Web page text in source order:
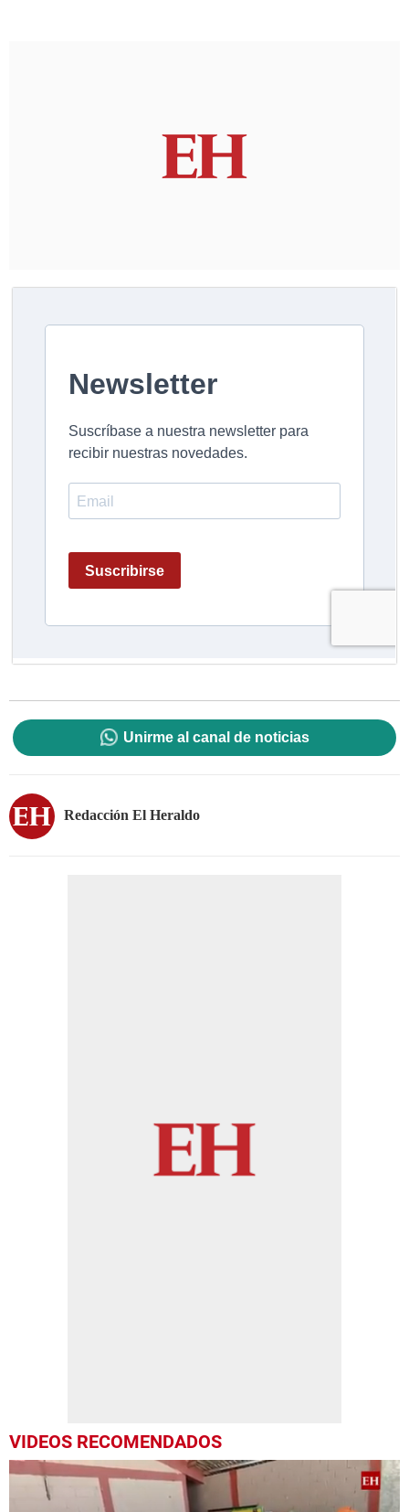
Unirme al canal de noticias
Redacción El Heraldo
VIDEOS RECOMENDADOS